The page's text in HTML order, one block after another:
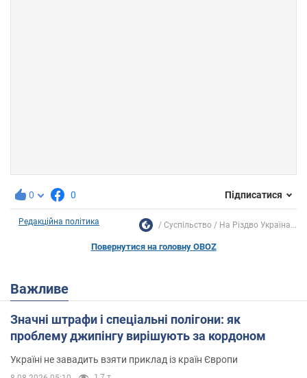
0 0 Підписатися
Редакційна політика Суспільство На Різдво Україна...
Повернутися на головну OBOZ
Важливе
Значні штрафи і спеціальні полігони: як
проблему джипінгу вирішують за кордоном
Україні не завадить взяти приклад із країн Європи